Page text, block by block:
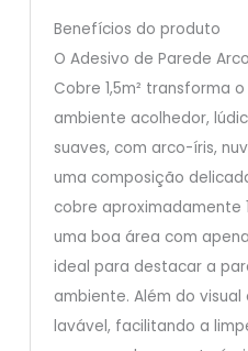
Benefícios do produto
O Adesivo de Parede
Cobre 1,5m² transforma
ambiente acolhedor,
suaves, com arco-íris,
uma composição
cobre aproximadamente
uma boa área com
ideal para destacar a
ambiente. Além do
lavável, facilitando a